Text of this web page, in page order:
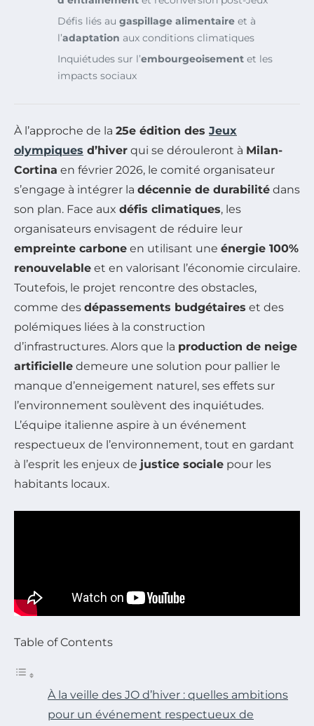
Défis liés au gaspillage alimentaire et à
l’adaptation aux conditions climatiques
Inquiétudes sur l’embourgeoisement et les
impacts sociaux
À l’approche de la 25e édition des Jeux
olympiques d’hiver qui se dérouleront à Milan-
Cortina en février 2026, le comité organisateur
s’engage à intégrer la décennie de durabilité dans
son plan. Face aux défis climatiques, les
organisateurs envisagent de réduire leur
empreinte carbone en utilisant une énergie 100%
renouvelable et en valorisant l’économie circulaire.
Toutefois, le projet rencontre des obstacles,
comme des dépassements budgétaires et des
polémiques liées à la construction
d’infrastructures. Alors que la production de neige
artificielle demeure une solution pour pallier le
manque d’enneigement naturel, ses effets sur
l’environnement soulèvent des inquiétudes.
L’équipe italienne aspire à un événement
respectueux de l’environnement, tout en gardant
à l’esprit les enjeux de justice sociale pour les
habitants locaux.
Table of Contents
À la veille des JO d’hiver : quelles ambitions
pour un événement respectueux de